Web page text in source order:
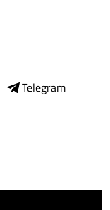
Telegram